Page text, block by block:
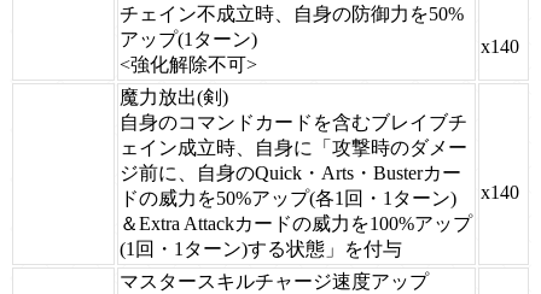
チェイン不成立時、自身の防御力を50%
アップ(1ターン)
<強化解除不可>
x140
魔力放出(剣)
自身のコマンドカードを含むブレイブチ
ェイン成立時、自身に「攻撃時のダメー
ジ前に、自身のQuick・Arts・Busterカー
ドの威力を50%アップ(各1回・1ターン)
＆Extra Attackカードの威力を100%アップ
(1回・1ターン)する状態」を付与
x140
マスタースキルチャージ速度アップ